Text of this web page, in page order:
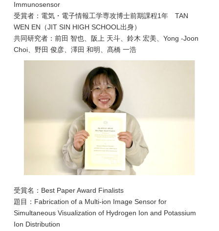
Immunosensor
受賞者：電気・電子情報工学専攻博士前期課程1年 TAN
WEN EN（JIT SIN HIGH SCHOOL出身）
共同研究者：前田 智也、阪上 天斗、鈴木 宏美、Yong -Joon
Choi、野田 俊彦、澤田 和明、髙橋 一浩
受賞名：Best Paper Award Finalists
題目：Fabrication of a Multi-ion Image Sensor for
Simultaneous Visualization of Hydrogen Ion and Potassium
Ion Distribution